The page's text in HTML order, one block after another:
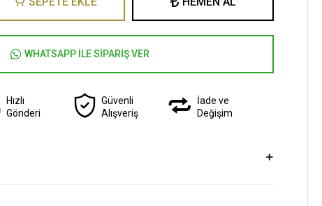
WHATSAPP İLE SİPARİŞ VER
Hızlı
Gönderi
Güvenli
Alışveriş
İade ve
Değişim